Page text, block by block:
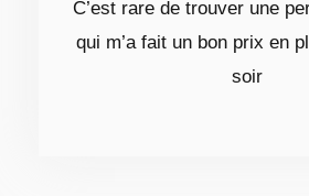
C’est rare de trouver une
qui m’a fait un bon prix en
soir